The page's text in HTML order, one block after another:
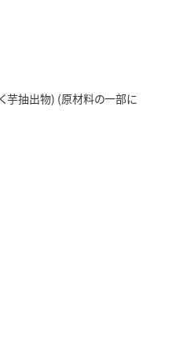
く芋抽出物) (原材料の一部に